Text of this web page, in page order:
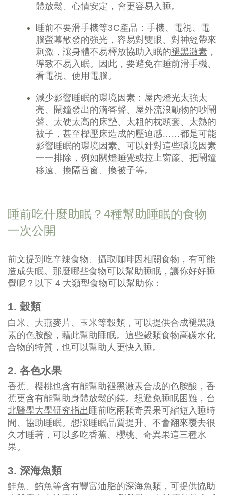
體放鬆、心情安定，會更容易入睡。
睡前不要滑手機等3C產品：手機、電視、電
腦螢幕散發的強光，容易對雙眼、對神經帶來
刺激，讓身體不易釋放協助入眠的褪黑激素 ，
導致不易入眠。因此，要避免在睡前滑手機、
看電視、使用電腦。
減少影響睡眠的環境因素：屋內燈光太強太
亮、鬧鐘發出的滴答聲、屋外流浪動物的吵鬧
聲、太硬太高的床墊、太粗的枕頭套、太熱的
被子，甚至樑壓床造成的壓迫感……都是可能
影響睡眠的環境因素。可以針對這些環境因素
一一排除，例如關燈睡覺或拉上窗簾、把鬧鐘
移遠、換隔音窗、換被子等。
睡前吃什麼助眠？4種幫助睡眠的食物
一次公開
前文提到吃辛辣食物、攝取咖啡因相關食物，有可能
造成失眠。那麼哪些食物可以幫助睡眠，讓你好好睡
覺呢？以下 4 大類型食物可以幫助你：
1. 穀類
白米、大燕麥片、玉米等穀類，可以提供合成褪黑激
素的色胺酸，藉此幫助睡眠。這些穀類食物高碳水化
合物的特質，也可以幫助人更快入睡。
2. 各色水果
香蕉、櫻桃也含有能幫助褪黑激素合成的色胺酸，香
蕉更含有能幫助身體放鬆的鎂。想避免睡眠困難， 台
北醫學大學研究指出 睡前吃兩顆奇異果可縮短入睡時
間、協助睡眠。想讓睡眠品質提升、不會翻來覆去很
久才睡著，可以多吃香蕉、櫻桃、奇異果這三種水
果。
3. 深海魚類
鮭魚、鮪魚等含有豐富油脂的深海魚類，可提供協助